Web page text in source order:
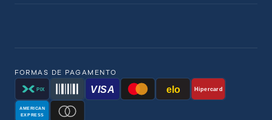
FORMAS DE PAGAMENTO
PIX VISA elo Hipercard
AMERICAN
EXPRESS